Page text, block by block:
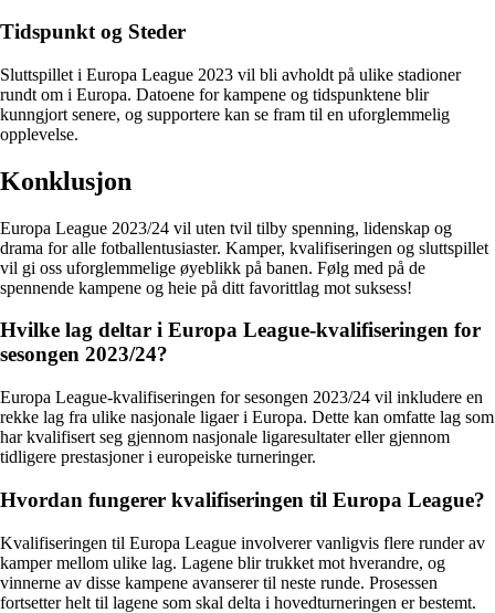
Tidspunkt og Steder
Sluttspillet i Europa League 2023 vil bli avholdt på ulike stadioner
rundt om i Europa. Datoene for kampene og tidspunktene blir
kunngjort senere, og supportere kan se fram til en uforglemmelig
opplevelse.
Konklusjon
Europa League 2023/24 vil uten tvil tilby spenning, lidenskap og
drama for alle fotballentusiaster. Kamper, kvalifiseringen og sluttspillet
vil gi oss uforglemmelige øyeblikk på banen. Følg med på de
spennende kampene og heie på ditt favorittlag mot suksess!
Hvilke lag deltar i Europa League-kvalifiseringen for
sesongen 2023/24?
Europa League-kvalifiseringen for sesongen 2023/24 vil inkludere en
rekke lag fra ulike nasjonale ligaer i Europa. Dette kan omfatte lag som
har kvalifisert seg gjennom nasjonale ligaresultater eller gjennom
tidligere prestasjoner i europeiske turneringer.
Hvordan fungerer kvalifiseringen til Europa League?
Kvalifiseringen til Europa League involverer vanligvis flere runder av
kamper mellom ulike lag. Lagene blir trukket mot hverandre, og
vinnerne av disse kampene avanserer til neste runde. Prosessen
fortsetter helt til lagene som skal delta i hovedturneringen er bestemt.